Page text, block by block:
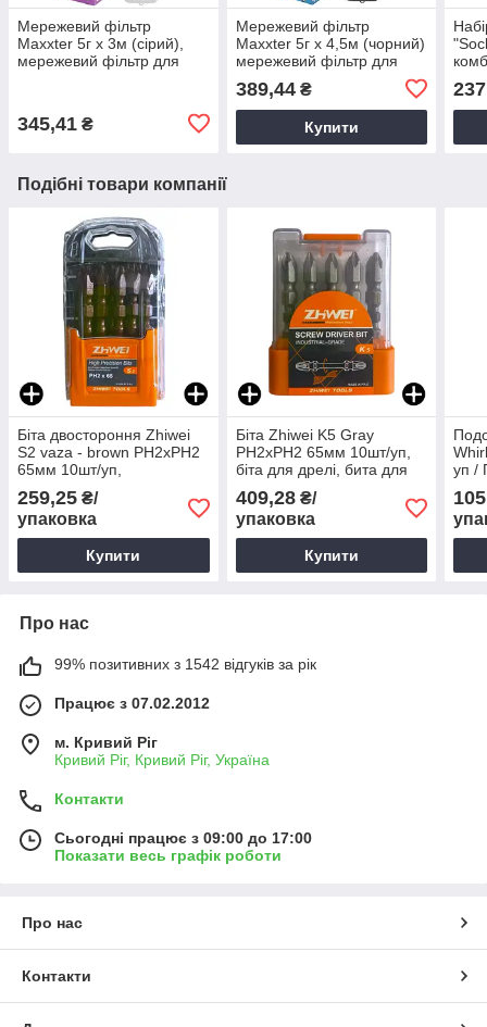
Мережевий фільтр
Maxxter 5г х 3м (сірий),
мережевий фільтр для
345,41 ₴
Мережевий фільтр
Maxxter 5г х 4,5м (чорний)
мережевий фільтр для
багаторозеточний
мережевий фільтр
389,44₴
Купити
Подібні товари компанії
Біта двостороння Zhiwei
S2 vaza - brown PH2хPH2
65мм 10шт/уп,
Двостороння біта, Магнітні
біти двосторонні
259,25 ₴/
упаковка
Купити
Біта Zhiwei K5 Gray
PH2хPH2 65мм 10шт/уп,
біта для дрелі, бита для
шуроповерта
409,28₴/
упаковка
Купити
уп /
Про нас
99% позитивних з 1542 відгуків за рік
Працює з 07.02.2012
м. Кривий Ріг
Кривий Ріг, Кривий Ріг, Україна
Контакти
Сьогодні працює з 09:00 до 17:00
Показати весь графік роботи
Про нас
Контакти